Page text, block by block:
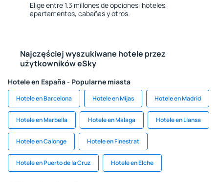
Elige entre 1.3 millones de opciones: hoteles,
apartamentos, cabañas y otros.
Najczęściej wyszukiwane hotele przez
użytkowników eSky
Hotele en España - Popularne miasta
Hotele en Barcelona Hotele en Mijas Hotele en Madrid
Hotele en Marbella Hotele en Malaga Hotele en Llansa
Hotele en Calonge Hotele en Finestrat
Hotele en Puerto de la Cruz Hotele en Elche